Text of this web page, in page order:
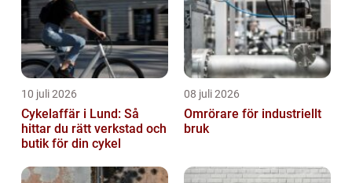
10 juli 2026
Cykelaffär i Lund: Så
hittar du rätt verkstad och
butik för din cykel
08 juli 2026
Omrörare för industriellt
bruk